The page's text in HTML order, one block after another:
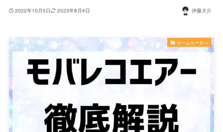
2022年10月5日 2023年8月4日 伊藤大介
ホームルータ―